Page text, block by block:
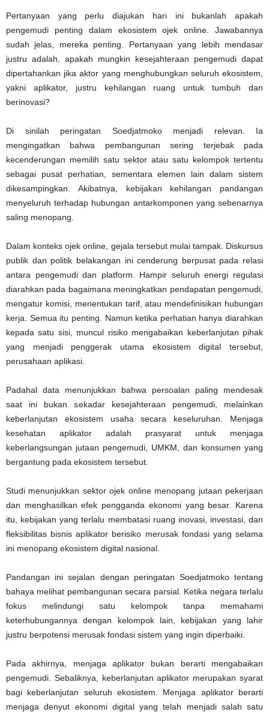
Pertanyaan yang perlu diajukan hari ini bukanlah apakah
pengemudi penting dalam ekosistem ojek online. Jawabannya
sudah jelas, mereka penting. Pertanyaan yang lebih mendasar
justru adalah, apakah mungkin kesejahteraan pengemudi dapat
dipertahankan jika aktor yang menghubungkan seluruh ekosistem,
yakni aplikator, justru kehilangan ruang untuk tumbuh dan
berinovasi?
Di sinilah peringatan Soedjatmoko menjadi relevan. Ia
mengingatkan bahwa pembangunan sering terjebak pada
kecenderungan memilih satu sektor atau satu kelompok tertentu
sebagai pusat perhatian, sementara elemen lain dalam sistem
dikesampingkan. Akibatnya, kebijakan kehilangan pandangan
menyeluruh terhadap hubungan antarkomponen yang sebenarnya
saling menopang.
Dalam konteks ojek online, gejala tersebut mulai tampak. Diskursus
publik dan politik belakangan ini cenderung berpusat pada relasi
antara pengemudi dan platform. Hampir seluruh energi regulasi
diarahkan pada bagaimana meningkatkan pendapatan pengemudi,
mengatur komisi, menentukan tarif, atau mendefinisikan hubungan
kerja. Semua itu penting. Namun ketika perhatian hanya diarahkan
kepada satu sisi, muncul risiko mengabaikan keberlanjutan pihak
yang menjadi penggerak utama ekosistem digital tersebut,
perusahaan aplikasi.
Padahal data menunjukkan bahwa persoalan paling mendesak
saat ini bukan sekadar kesejahteraan pengemudi, melainkan
keberlanjutan ekosistem usaha secara keseluruhan. Menjaga
kesehatan aplikator adalah prasyarat untuk menjaga
keberlangsungan jutaan pengemudi, UMKM, dan konsumen yang
bergantung pada ekosistem tersebut.
Studi menunjukkan sektor ojek online menopang jutaan pekerjaan
dan menghasilkan efek pengganda ekonomi yang besar. Karena
itu, kebijakan yang terlalu membatasi ruang inovasi, investasi, dan
fleksibilitas bisnis aplikator berisiko merusak fondasi yang selama
ini menopang ekosistem digital nasional.
Pandangan ini sejalan dengan peringatan Soedjatmoko tentang
bahaya melihat pembangunan secara parsial. Ketika negara terlalu
fokus melindungi satu kelompok tanpa memahami
keterhubungannya dengan kelompok lain, kebijakan yang lahir
justru berpotensi merusak fondasi sistem yang ingin diperbaiki.
Pada akhirnya, menjaga aplikator bukan berarti mengabaikan
pengemudi. Sebaliknya, keberlanjutan aplikator merupakan syarat
bagi keberlanjutan seluruh ekosistem. Menjaga aplikator berarti
menjaga denyut ekonomi digital yang telah menjadi salah satu